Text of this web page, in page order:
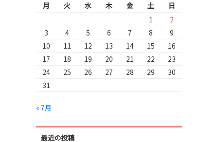
月 火 水 木 金 土
日
1
2
3
4 5 6 7 8
9
10
11 12 13 14 15
16
17
18 19 20 21 22
23
24
25 26 27 28 29
30
31
« 7月
最近の投稿